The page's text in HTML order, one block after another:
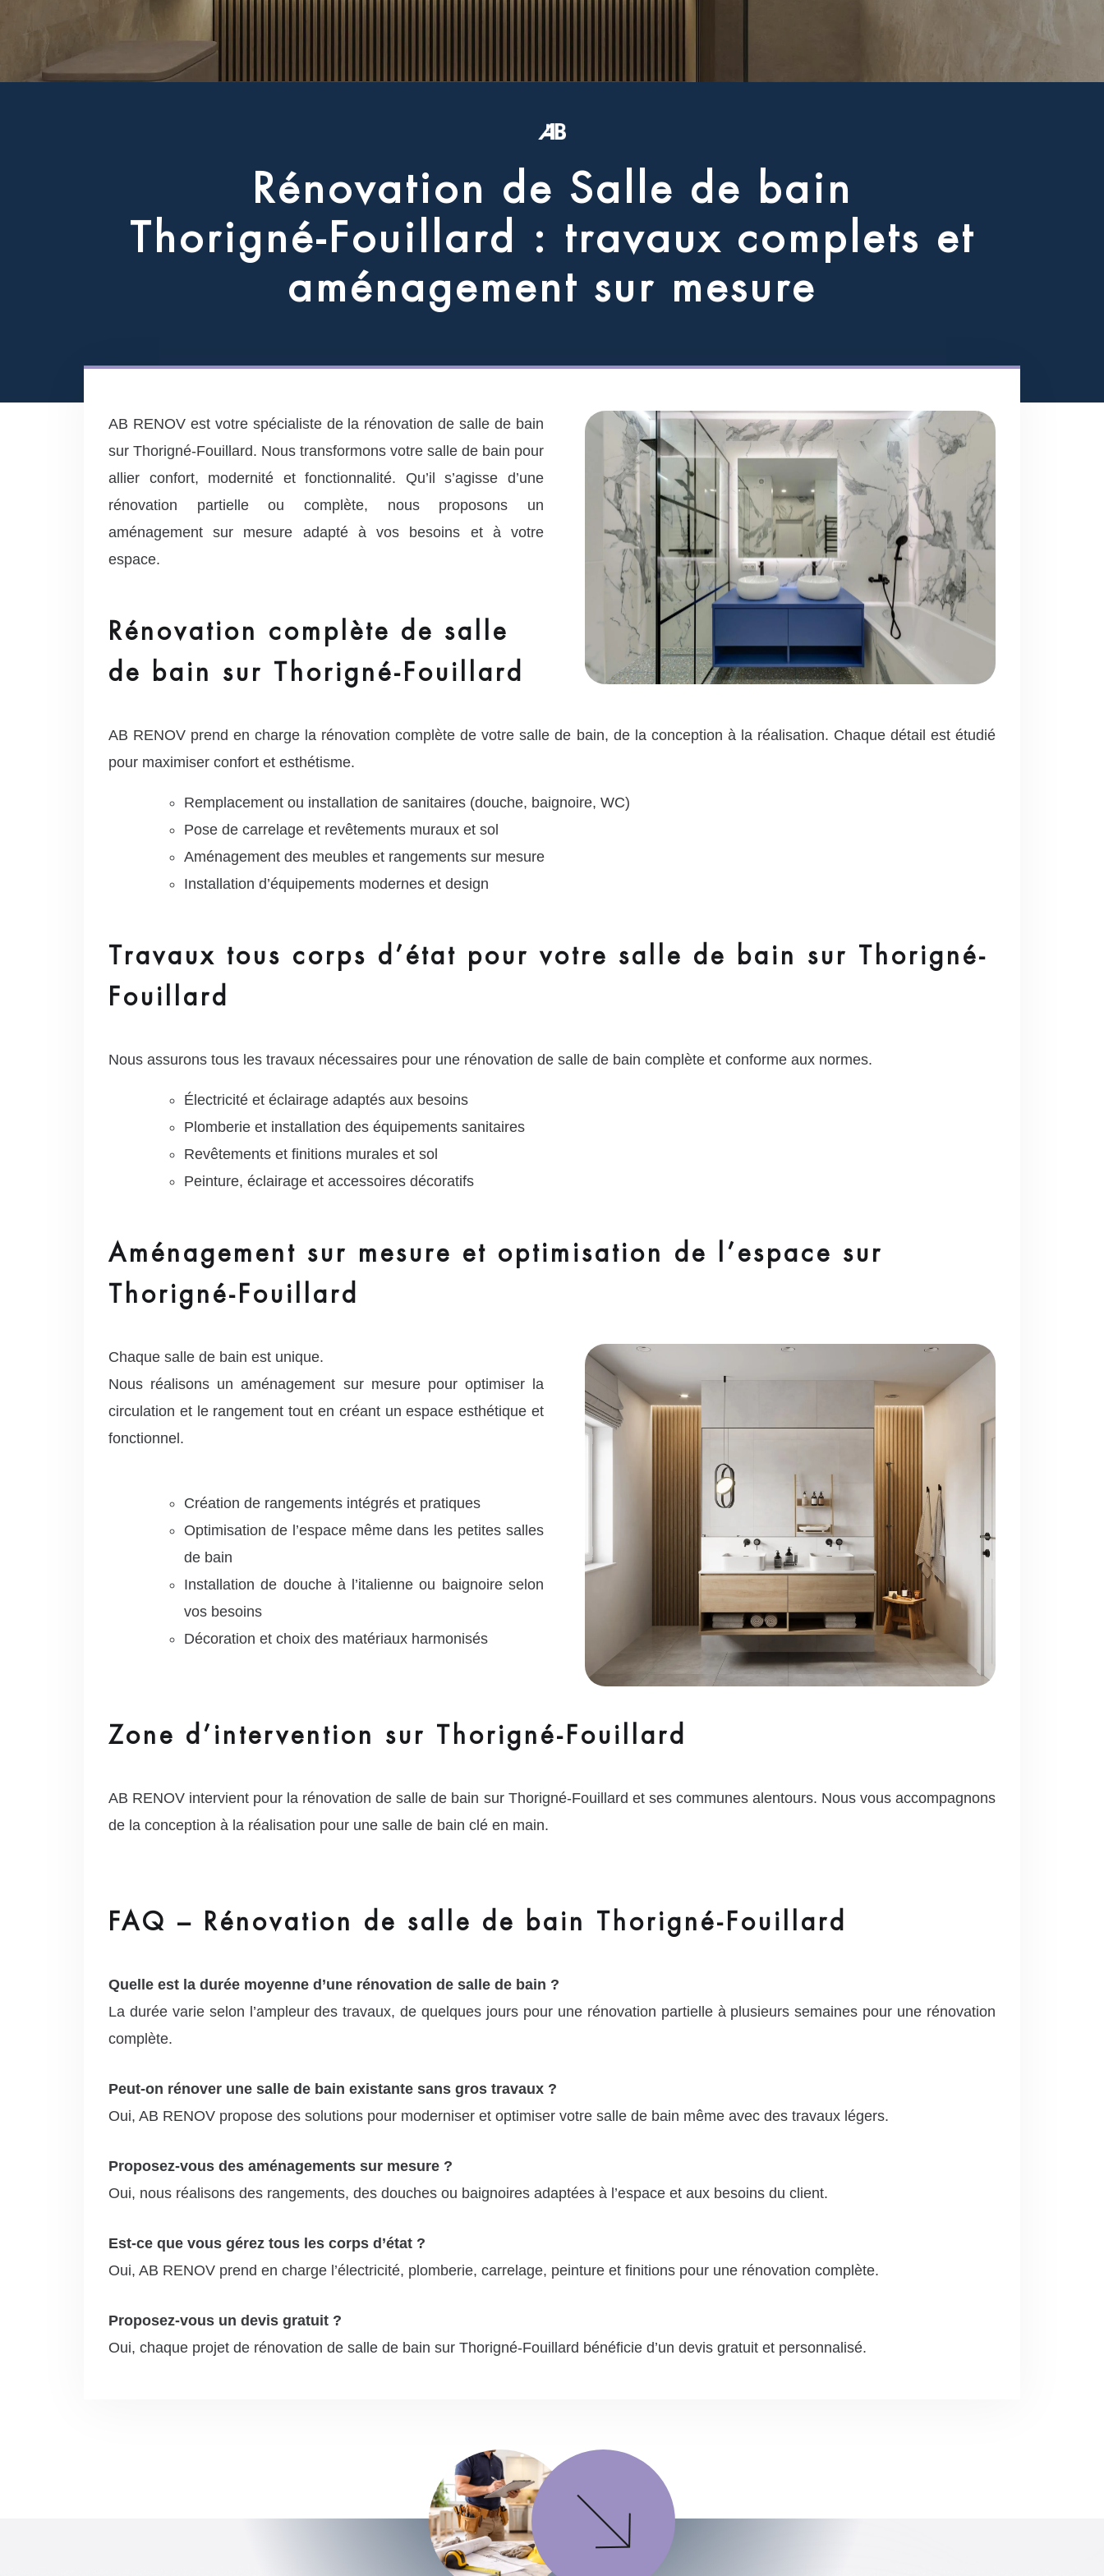
Rénovation de Salle de bain
Thorigné-Fouillard : travaux complets et
aménagement sur mesure
AB RENOV est votre spécialiste de la rénovation de salle de bain
sur Thorigné-Fouillard. Nous transformons votre salle de bain pour
allier confort, modernité et fonctionnalité. Qu’il s’agisse d’une
rénovation partielle ou complète, nous proposons un
aménagement sur mesure adapté à vos besoins et à votre
espace.
Rénovation complète de salle
de bain sur Thorigné-Fouillard
AB RENOV prend en charge la rénovation complète de votre salle de bain, de la conception à la réalisation. Chaque détail est étudié
pour maximiser confort et esthétisme.
Remplacement ou installation de sanitaires (douche, baignoire, WC)
Pose de carrelage et revêtements muraux et sol
Aménagement des meubles et rangements sur mesure
Installation d’équipements modernes et design
Travaux tous corps d’état pour votre salle de bain sur Thorigné-
Fouillard
Nous assurons tous les travaux nécessaires pour une rénovation de salle de bain complète et conforme aux normes.
Électricité et éclairage adaptés aux besoins
Plomberie et installation des équipements sanitaires
Revêtements et finitions murales et sol
Peinture, éclairage et accessoires décoratifs
Aménagement sur mesure et optimisation de l’espace sur
Thorigné-Fouillard
Chaque salle de bain est unique.
Nous réalisons un aménagement sur mesure pour optimiser la
circulation et le rangement tout en créant un espace esthétique et
fonctionnel.
Création de rangements intégrés et pratiques
Optimisation de l’espace même dans les petites salles
de bain
Installation de douche à l’italienne ou baignoire selon
vos besoins
Décoration et choix des matériaux harmonisés
Zone d’intervention sur Thorigné-Fouillard
AB RENOV intervient pour la rénovation de salle de bain sur Thorigné-Fouillard et ses communes alentours. Nous vous accompagnons
de la conception à la réalisation pour une salle de bain clé en main.
FAQ – Rénovation de salle de bain Thorigné-Fouillard
Quelle est la durée moyenne d’une rénovation de salle de bain ?
La durée varie selon l’ampleur des travaux, de quelques jours pour une rénovation partielle à plusieurs semaines pour une rénovation
complète.
Peut-on rénover une salle de bain existante sans gros travaux ?
Oui, AB RENOV propose des solutions pour moderniser et optimiser votre salle de bain même avec des travaux légers.
Proposez-vous des aménagements sur mesure ?
Oui, nous réalisons des rangements, des douches ou baignoires adaptées à l’espace et aux besoins du client.
Est-ce que vous gérez tous les corps d’état ?
Oui, AB RENOV prend en charge l’électricité, plomberie, carrelage, peinture et finitions pour une rénovation complète.
Proposez-vous un devis gratuit ?
Oui, chaque projet de rénovation de salle de bain sur Thorigné-Fouillard bénéficie d’un devis gratuit et personnalisé.